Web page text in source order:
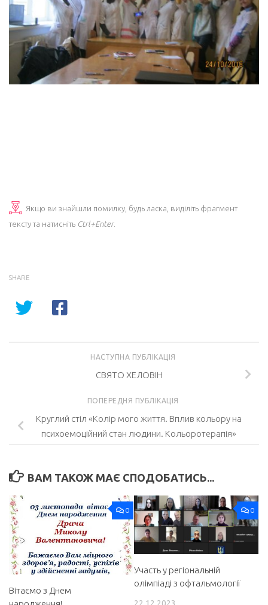
Якщо ви знайшли помилку, будь ласка, виділіть фрагмент
тексту та натисніть Ctrl+Enter.
SHARE
НАСТУПНА ПУБЛІКАЦІЯ
СВЯТО ХЕЛОВІН
ПОПЕРЕДНЯ ПУБЛІКАЦІЯ
Круглий стіл «Колір мого життя. Вплив кольору на
психоемоційний стан людини. Кольоротерапія»
ВАМ ТАКОЖ МАЄ СПОДОБАТИСЬ...
0
Вітаємо з Днем
0
Участь у регіональній
олімпіаді з офтальмології
22.12.2023